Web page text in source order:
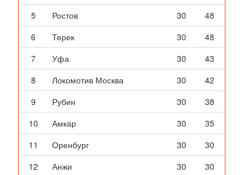
5
Ростов 30
48
6
Терек 30
48
7
Уфа 30
43
8
Локомотив Москва 30
42
9
Рубин 30
38
10
Амкар 30
35
11
Оренбург 30
30
12
Анжи 30
30